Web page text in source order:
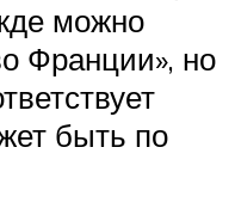
можно
Франции», но
быть по